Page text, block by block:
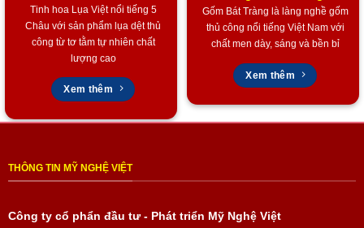
Tinh hoa Lụa Việt nổi tiếng 5
Châu với sản phẩm lụa dệt thủ
công từ tơ tằm tự nhiên chất
lượng cao
Xem thêm
Gốm Bát Tràng là làng nghề gốm
thủ công nổi tiếng Việt Nam với
chất men dày, sáng và bền bỉ
Xem thêm
THÔNG TIN MỸ NGHỆ VIỆT
Công ty cổ phẩn đầu tư - Phát triển Mỹ Nghệ Việt